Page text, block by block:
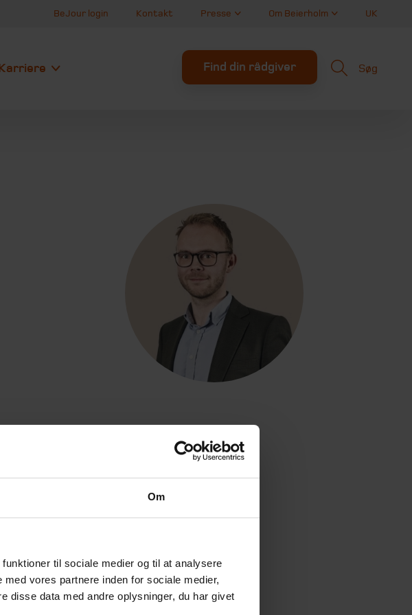
Om
til sociale medier og til at analysere
vores partnere inden for sociale medier,
disse data med andre oplysninger, du har givet
BeJour login Kontakt Presse Om Beierholm UK
Find din rådgiver Søg